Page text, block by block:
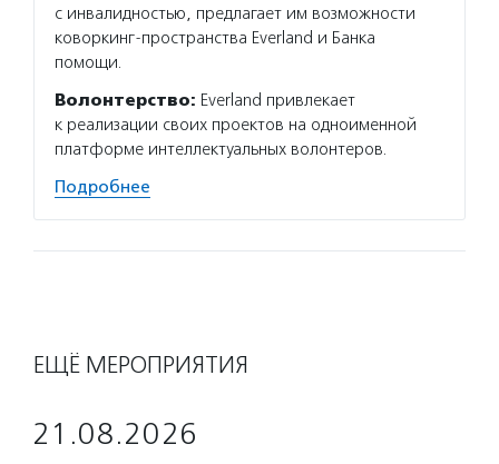
с инвалидностью, предлагает им возможности
коворкинг-пространства Everland и Банка
помощи.
Волонтерство: Everland привлекает
к реализации своих проектов на одноименной
платформе интеллектуальных волонтеров.
Подробнее
ЕЩЁ МЕРОПРИЯТИЯ
21.08.2026